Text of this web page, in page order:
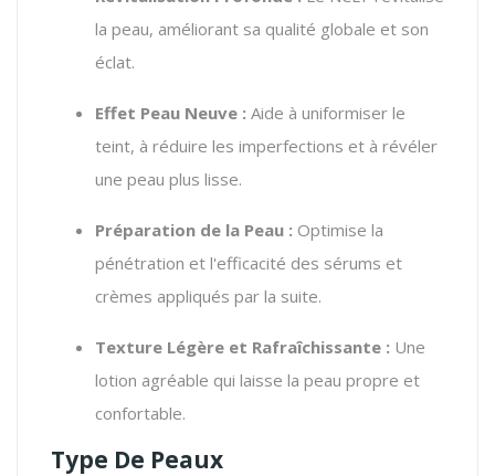
la peau, améliorant sa qualité globale et son
éclat.
Effet Peau Neuve : Aide à uniformiser le
teint, à réduire les imperfections et à révéler
une peau plus lisse.
Préparation de la Peau : Optimise la
pénétration et l'efficacité des sérums et
crèmes appliqués par la suite.
Texture Légère et Rafraîchissante : Une
lotion agréable qui laisse la peau propre et
confortable.
Type De Peaux